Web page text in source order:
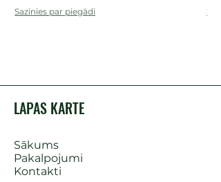
Sazinies par piegādi
LAPAS KARTE
Sākums
Pakalpojumi
Kontakti